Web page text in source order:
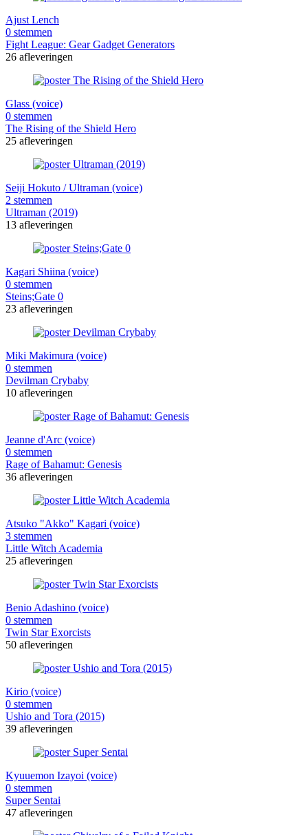
Ajust Lench
0 stemmen
Fight League: Gear Gadget Generators
26 afleveringen
Glass (voice)
0 stemmen
The Rising of the Shield Hero
25 afleveringen
Seiji Hokuto / Ultraman (voice)
2 stemmen
Ultraman (2019)
13 afleveringen
Kagari Shiina (voice)
0 stemmen
Steins;Gate 0
23 afleveringen
Miki Makimura (voice)
0 stemmen
Devilman Crybaby
10 afleveringen
Jeanne d'Arc (voice)
0 stemmen
Rage of Bahamut: Genesis
36 afleveringen
Atsuko "Akko" Kagari (voice)
3 stemmen
Little Witch Academia
25 afleveringen
Benio Adashino (voice)
0 stemmen
Twin Star Exorcists
50 afleveringen
Kirio (voice)
0 stemmen
Ushio and Tora (2015)
39 afleveringen
Kyuuemon Izayoi (voice)
0 stemmen
Super Sentai
47 afleveringen